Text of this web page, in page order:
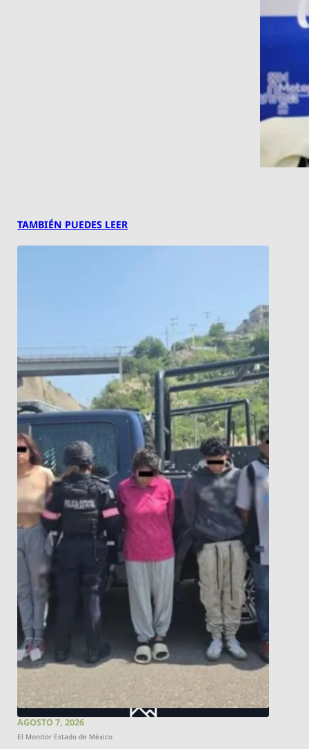
TAMBIÉN PUEDES LEER
AGOSTO 7, 2026
El Monitor Estado de México